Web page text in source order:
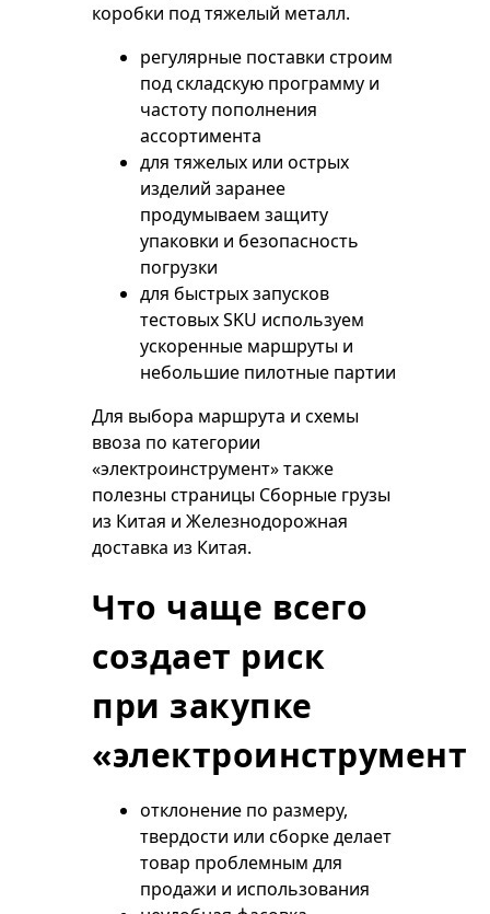
коробки под тяжелый металл.
регулярные поставки строим
под складскую программу и
частоту пополнения
ассортимента
для тяжелых или острых
изделий заранее
продумываем защиту
упаковки и безопасность
погрузки
для быстрых запусков
тестовых SKU используем
ускоренные маршруты и
небольшие пилотные партии
Для выбора маршрута и схемы
ввоза по категории
«электроинструмент» также
полезны страницы Сборные грузы
из Китая и Железнодорожная
доставка из Китая.
Что чаще всего
создает риск
при закупке
«электроинструмент»
отклонение по размеру,
твердости или сборке делает
товар проблемным для
продажи и использования